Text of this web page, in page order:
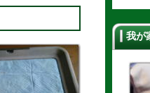
我が